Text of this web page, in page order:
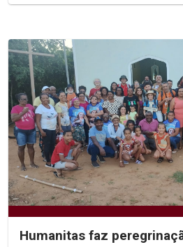
Humanitas faz